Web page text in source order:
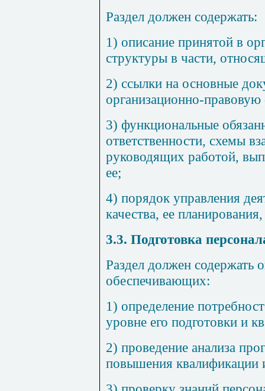
Раздел должен содержать:
1) описание принятой в
структуры в части,
2) ссылки на основные
организационно-
3) функциональные
ответственности, схемы
руководящих работой,
ее;
4) порядок управления
качества, ее
3.3. Подготовка
Раздел должен содержать
обеспечивающих:
1) определение
уровне его подготовки и
2) проведение анализа
повышения квалификации